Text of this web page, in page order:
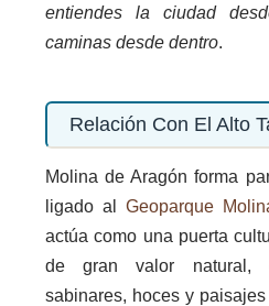
entiendes la ciudad
caminas desde dentro.
Relación Con El Alto
Molina de Aragón forma
ligado al Geoparque
actúa como una puerta
de gran valor natural,
sabinares, hoces y